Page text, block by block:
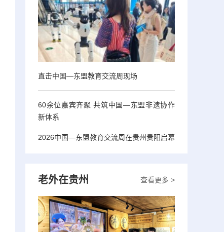
直击中国—东盟教育交流周现场
60余位嘉宾齐聚 共筑中国—东盟非遗协作
新体系
2026中国—东盟教育交流周在贵州贵阳启幕
查看更多 >
老外在贵州